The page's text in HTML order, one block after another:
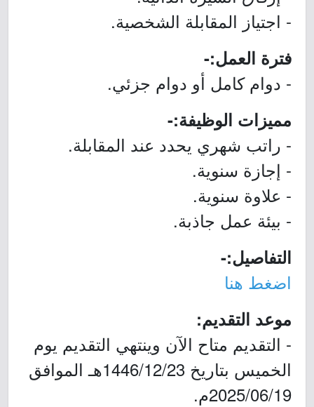
- اجتياز المقابلة الشخصية.
فترة العمل:-
- دوام كامل أو دوام جزئي.
مميزات الوظيفة:-
- راتب شهري يحدد عند المقابلة.
- إجازة سنوية.
- علاوة سنوية.
- بيئة عمل جاذبة.
التفاصيل:-
اضغط هنا
موعد التقديم:
- التقديم متاح الآن وينتهي التقديم يوم
الخميس بتاريخ 1446/12/23هـ الموافق
2025/06/19م.